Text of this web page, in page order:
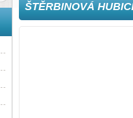
ŠTĚRBINOVÁ